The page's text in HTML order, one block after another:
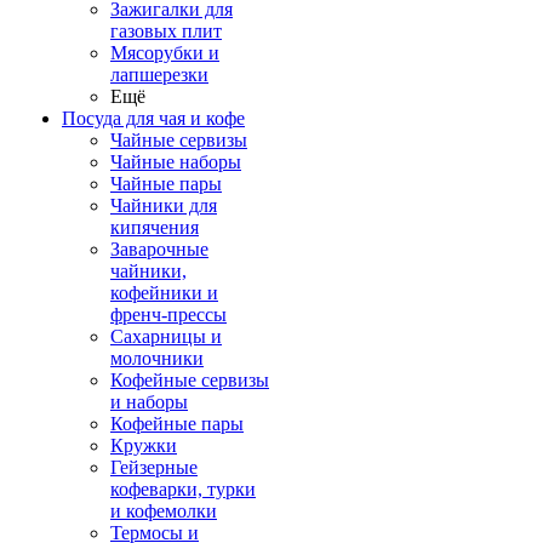
Зажигалки для
газовых плит
Мясорубки и
лапшерезки
Ещё
Посуда для чая и кофе
Чайные сервизы
Чайные наборы
Чайные пары
Чайники для
кипячения
Заварочные
чайники,
кофейники и
френч-прессы
Сахарницы и
молочники
Кофейные сервизы
и наборы
Кофейные пары
Кружки
Гейзерные
кофеварки, турки
и кофемолки
Термосы и